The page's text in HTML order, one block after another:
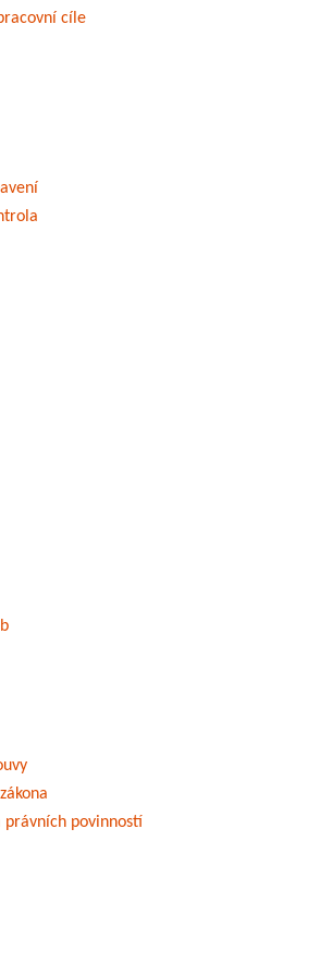
cíle
právních povinností